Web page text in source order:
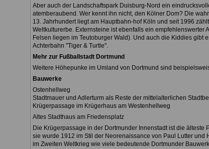
Aber auch der Landschaftspark Duisburg-Nord ein
atemberaubend. Wer kennt ihn nicht, den Kölner Dom? Die
13. Jahrhundert liegt am Hauptbahn-hof Köln und seit 1996
Weltkulturerbe. Externsteine ist ebenfalls ein empfehlenswerter
Felsen liegen im Teutoburger Wald). Und auch die Kiddies gibt
Achterbahn "Tiger & Turtle".
Mehr zur Fußballstadt Dortmund
Weitere Höhepunke im Umland von Dortmund sind
Bauwerke
Ostenhellweg
Stadtmauer und Adlerturm als Reste der mittelalterlichen
Krügerpassage im Krügerhaus am Westenhellweg
Altes Stadthaus am Friedensplatz
Die Krügerpassage in der Dortmunder Innenstadt ist die älteste
sie wurde 1912 im Stil der Neorenaissance von Paul Lutter und
im Zweiten Weltkrieg wie viele bedeutende Dortmunder